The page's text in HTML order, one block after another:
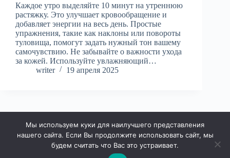
Каждое утро выделяйте 10 минут на утреннюю
растяжку. Это улучшает кровообращение и
добавляет энергии на весь день. Простые
упражнения, такие как наклоны или повороты
туловища, помогут задать нужный тон вашему
самочувствию. Не забывайте о важности ухода
за кожей. Используйте увлажняющий…
writer
19 апреля 2025
Мы используем куки для наилучшего представления
нашего сайта. Если Вы продолжите использовать сайт, мы
будем считать что Вас это устраивает.